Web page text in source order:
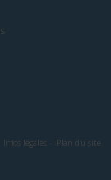
Infos légales- Plan du site